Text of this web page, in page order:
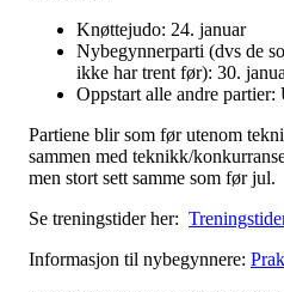
Knøttejudo: 24. januar
Nybegynnerparti (dvs de
ikke har trent før): 30.
Oppstart alle andre partier:
Partiene blir som før utenom
sammen med teknikk/
men stort sett samme som før jul.
Se treningstider her:
Informasjon til nybegynnere: